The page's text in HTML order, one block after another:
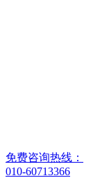
免费咨询热线：
010-60713366